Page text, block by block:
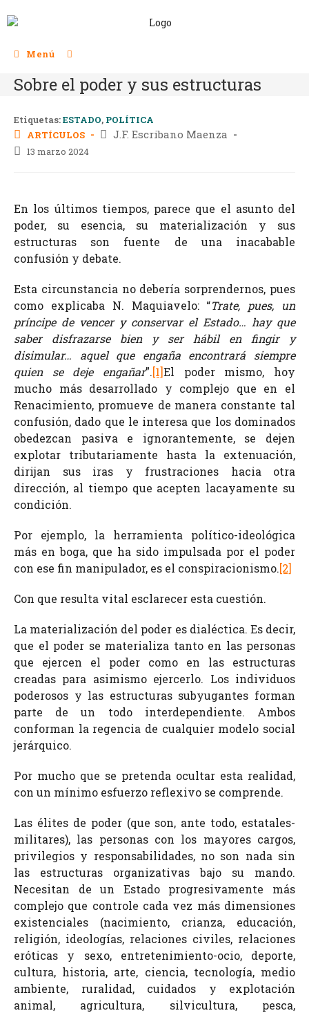
Menú
Sobre el poder y sus estructuras
Etiquetas:ESTADO, POLÍTICA
ARTÍCULOS
J.F. Escribano Maenza
13 marzo 2024
En los últimos tiempos, parece que el asunto del
poder, su esencia, su materialización y sus
estructuras son fuente de una inacabable
confusión y debate.
Esta circunstancia no debería sorprendernos, pues
como explicaba N. Maquiavelo: “Trate, pues, un
príncipe de vencer y conservar el Estado… hay que
saber disfrazarse bien y ser hábil en fingir y
disimular… aquel que engaña encontrará siempre
quien se deje engañar”.[1]El poder mismo, hoy
mucho más desarrollado y complejo que en el
Renacimiento, promueve de manera constante tal
confusión, dado que le interesa que los dominados
obedezcan pasiva e ignorantemente, se dejen
explotar tributariamente hasta la extenuación,
dirijan sus iras y frustraciones hacia otra
dirección, al tiempo que acepten lacayamente su
condición.
Por ejemplo, la herramienta político-ideológica
más en boga, que ha sido impulsada por el poder
con ese fin manipulador, es el conspiracionismo.[2]
Con que resulta vital esclarecer esta cuestión.
La materialización del poder es dialéctica. Es decir,
que el poder se materializa tanto en las personas
que ejercen el poder como en las estructuras
creadas para asimismo ejercerlo. Los individuos
poderosos y las estructuras subyugantes forman
parte de un todo interdependiente. Ambos
conforman la regencia de cualquier modelo social
jerárquico.
Por mucho que se pretenda ocultar esta realidad,
con un mínimo esfuerzo reflexivo se comprende.
Las élites de poder (que son, ante todo, estatales-
militares), las personas con los mayores cargos,
privilegios y responsabilidades, no son nada sin
las estructuras organizativas bajo su mando.
Necesitan de un Estado progresivamente más
complejo que controle cada vez más dimensiones
existenciales (nacimiento, crianza, educación,
religión, ideologías, relaciones civiles, relaciones
eróticas y sexo, entretenimiento-ocio, deporte,
cultura, historia, arte, ciencia, tecnología, medio
ambiente, ruralidad, cuidados y explotación
animal, agricultura, silvicultura, pesca,